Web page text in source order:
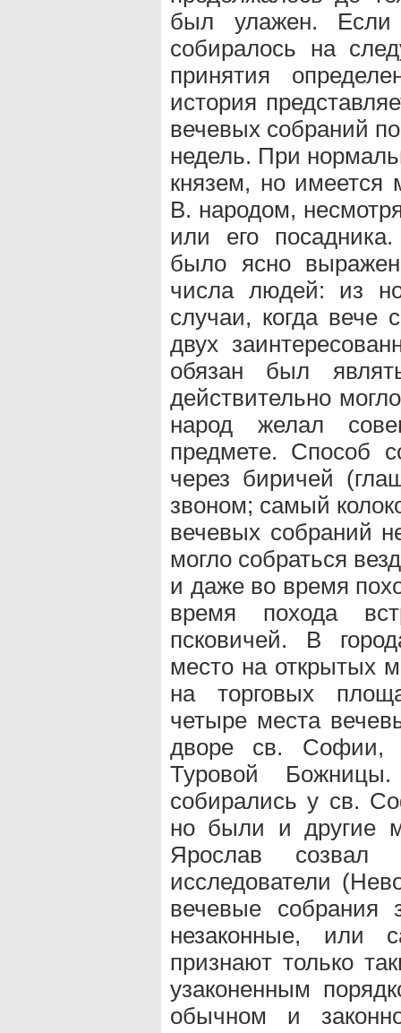
был улажен.
собиралось на
принятия
история
вечевых собраний
недель. При
князем, но имеется
В. народом,
или его
было ясно
числа людей: из
случаи, когда вече
двух
обязан был
действительно
народ желал
предмете. Способ
через биричей
звоном; самый
вечевых собраний
могло собраться
и даже во время
время похода
псковичей. В
место на открытых
на торговых
четыре места
дворе св. Софии,
Туровой
собирались у св.
но были и другие
Ярослав
исследователи
вечевые собрания
незаконные, или
признают только
узаконенным
обычном и